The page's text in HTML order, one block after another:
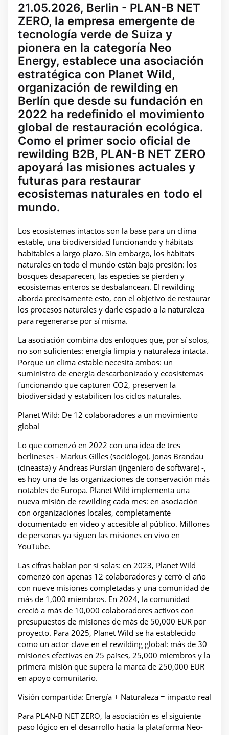
21.05.2026, Berlin - PLAN-B NET
ZERO, la empresa emergente de
tecnología verde de Suiza y
pionera en la categoría Neo
Energy, establece una asociación
estratégica con Planet Wild,
organización de rewilding en
Berlín que desde su fundación en
2022 ha redefinido el movimiento
global de restauración ecológica.
Como el primer socio oficial de
rewilding B2B, PLAN-B NET ZERO
apoyará las misiones actuales y
futuras para restaurar
ecosistemas naturales en todo el
mundo.
Los ecosistemas intactos son la base para un clima
estable, una biodiversidad funcionando y hábitats
habitables a largo plazo. Sin embargo, los hábitats
naturales en todo el mundo están bajo presión: los
bosques desaparecen, las especies se pierden y
ecosistemas enteros se desbalancean. El rewilding
aborda precisamente esto, con el objetivo de restaurar
los procesos naturales y darle espacio a la naturaleza
para regenerarse por sí misma.
La asociación combina dos enfoques que, por sí solos,
no son suficientes: energía limpia y naturaleza intacta.
Porque un clima estable necesita ambos: un
suministro de energía descarbonizado y ecosistemas
funcionando que capturen CO2, preserven la
biodiversidad y estabilicen los ciclos naturales.
Planet Wild: De 12 colaboradores a un movimiento
global
Lo que comenzó en 2022 con una idea de tres
berlineses - Markus Gilles (sociólogo), Jonas Brandau
(cineasta) y Andreas Pursian (ingeniero de software) -,
es hoy una de las organizaciones de conservación más
notables de Europa. Planet Wild implementa una
nueva misión de rewilding cada mes: en asociación
con organizaciones locales, completamente
documentado en video y accesible al público. Millones
de personas ya siguen las misiones en vivo en
YouTube.
Las cifras hablan por sí solas: en 2023, Planet Wild
comenzó con apenas 12 colaboradores y cerró el año
con nueve misiones completadas y una comunidad de
más de 1,000 miembros. En 2024, la comunidad
creció a más de 10,000 colaboradores activos con
presupuestos de misiones de más de 50,000 EUR por
proyecto. Para 2025, Planet Wild se ha establecido
como un actor clave en el rewilding global: más de 30
misiones efectivas en 25 países, 25,000 miembros y la
primera misión que supera la marca de 250,000 EUR
en apoyo comunitario.
Visión compartida: Energía + Naturaleza = impacto real
Para PLAN-B NET ZERO, la asociación es el siguiente
paso lógico en el desarrollo hacia la plataforma Neo-